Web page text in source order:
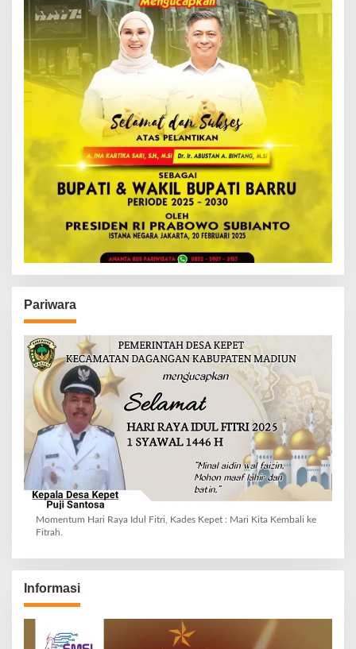
Pariwara
Momentum Hari Raya Idul Fitri, Kades Kepet : Mari Kita Kembali ke
Fitrah.
Informasi